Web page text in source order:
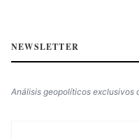
NEWSLETTER
Análisis geopolíticos exclusivos